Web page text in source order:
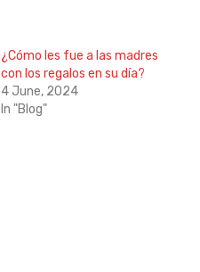
¿Cómo les fue a las madres
con los regalos en su día?
4 June, 2024
In "Blog"